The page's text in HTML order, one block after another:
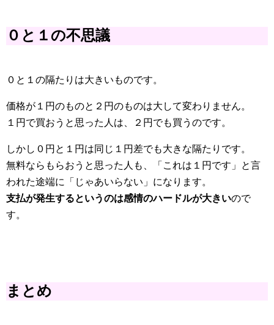
０と１の不思議
０と１の隔たりは大きいものです。
価格が１円のものと２円のものは大して変わりません。
１円で買おうと思った人は、２円でも買うのです。
しかし０円と１円は同じ１円差でも大きな隔たりです。
無料ならもらおうと思った人も、「これは１円です」と言
われた途端に「じゃあいらない」になります。
支払が発生するというのは感情のハードルが大きいので
す。
まとめ